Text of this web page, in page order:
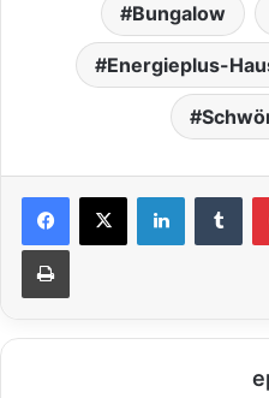
Bungalow
Energieplus-